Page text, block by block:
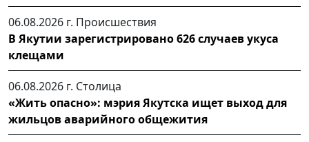
06.08.2026 г. Происшествия
В Якутии зарегистрировано 626 случаев укуса
клещами
06.08.2026 г. Столица
«Жить опасно»: мэрия Якутска ищет выход для
жильцов аварийного общежития